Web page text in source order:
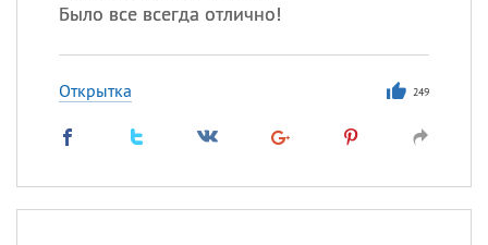
Было все всегда отлично!
Открытка 249